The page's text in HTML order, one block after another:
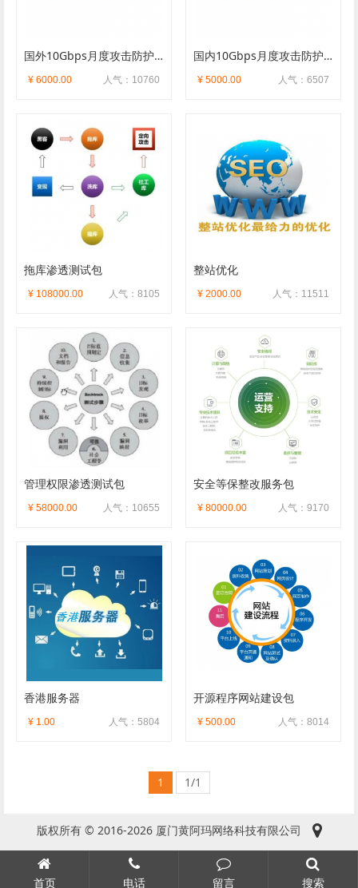
国外10Gbps月度攻击防护包
人气：10760
¥ 6000.00
国内10Gbps月度攻击防护包
人气：6507
¥ 5000.00
拖库渗透测试包
人气：8105
¥ 108000.00
整站优化
人气：11511
¥ 2000.00
管理权限渗透测试包
人气：10655
¥ 58000.00
安全等保整改服务包
人气：9170
¥ 80000.00
香港服务器
人气：5804
¥ 1.00
开源程序网站建设包
人气：8014
¥ 500.00
1 1/1
版权所有 © 2016-2026 厦门黄阿玛网络科技有限公司
首页 电话 留言 搜索